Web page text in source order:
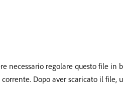
necessario regolare questo file in
Dopo aver scaricato il file,